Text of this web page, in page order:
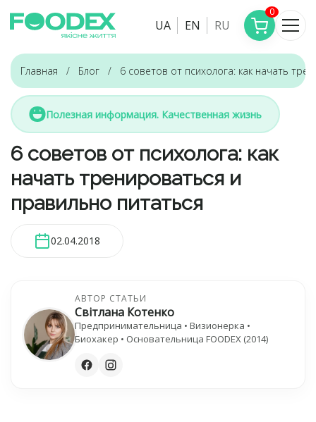
UA EN RU
0
Главная Блог 6 советов от психолога: как начать
Полезная информация. Качественная жизнь
6 советов от психолога: как
начать тренироваться и
правильно питаться
02.04.2018
АВТОР СТАТЬИ
Світлана Котенко
Предпринимательница • Визионерка •
Биохакер • Основательница FOODEX (2014)